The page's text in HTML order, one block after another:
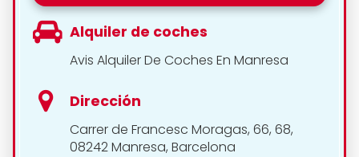
Alquiler de coches
Avis Alquiler De Coches En Manresa
Dirección
Carrer de Francesc Moragas, 66, 68,
08242 Manresa, Barcelona